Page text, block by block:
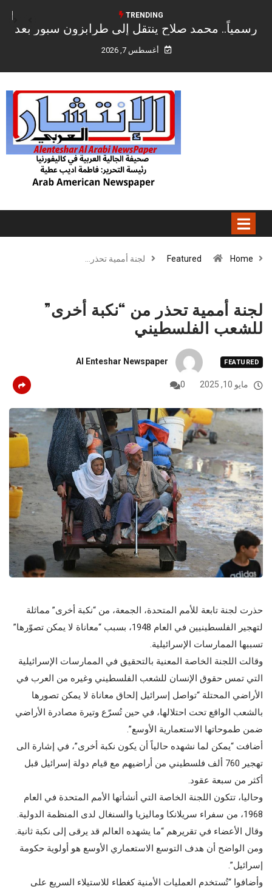
TRENDING
سبور بعد
نتانياهو: إسرائيل لم توافق
المدعومة من الولايات المتحدة
أغسطس 7, 2026
Home
Featured لجنة أممية تحذر…
لجنة أممية تحذر من “نكبة أخرى”
للشعب الفلسطيني
FEATURED
Al Enteshar Newspaper
مايو 10, 2025 0
حذرت لجنة تابعة للأمم المتحدة، الجمعة، من “نكبة أخرى” مماثلة
لتهجير الفلسطينيين في العام 1948، بسبب “معاناة لا يمكن تصوّرها”
تسببها الممارسات الإسرائيلية.
وقالت اللجنة الخاصة المعنية بالتحقيق في الممارسات الإسرائيلية
التي تمس حقوق الإنسان للشعب الفلسطيني وغيره من العرب في
الأراضي المحتلة “تواصل إسرائيل إلحاق معاناة لا يمكن تصورها
بالشعب الواقع تحت احتلالها، في حين تُسرّع وتيرة مصادرة الأراضي
ضمن طموحاتها الاستعمارية الأوسع”.
أضافت “يمكن لما نشهده حالياً أن يكون نكبة أخرى”، في إشارة الى
تهجير 760 ألف فلسطيني من أراضيهم مع قيام دولة إسرائيل قبل
أكثر من سبعة عقود.
وحاليا، تتكون اللجنة الخاصة التي أنشأتها الأمم المتحدة في العام
1968، من سفراء سريلانكا وماليزيا والسنغال لدى المنظمة الدولية.
وقال الأعضاء في تقريرهم “ما يشهده العالم قد يرقى إلى نكبة ثانية.
ومن الواضح أن هدف التوسع الاستعماري الأوسع هو أولوية حكومة
إسرائيل”.
وأضافوا “تُستخدم العمليات الأمنية كغطاء للاستيلاء السريع على